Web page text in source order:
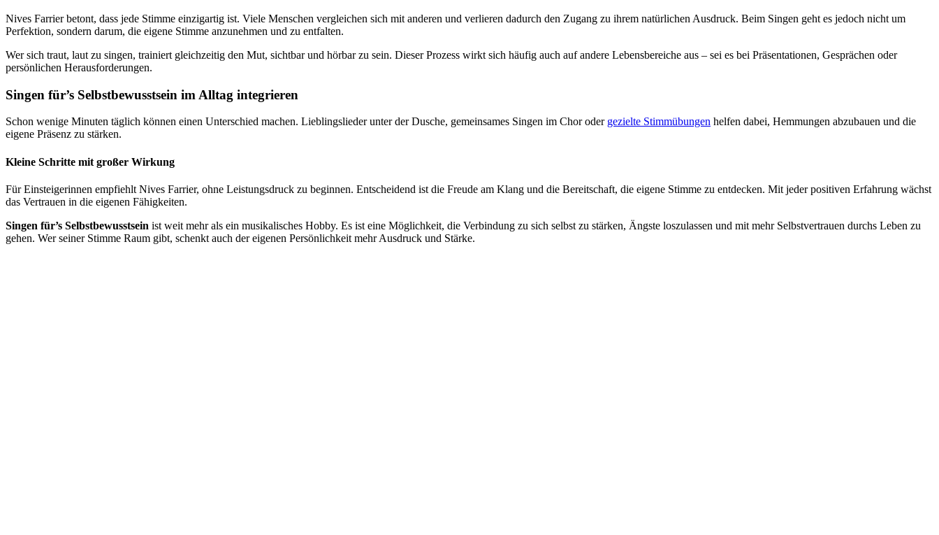
Nives Farrier betont, dass jede Stimme einzigartig ist. Viele Menschen vergleichen sich mit anderen und verlieren dadurch den Zugang zu ihrem natürlichen Ausdruck. Beim Singen geht es jedoch nicht um
Perfektion, sondern darum, die eigene Stimme anzunehmen und zu entfalten.
Wer sich traut, laut zu singen, trainiert gleichzeitig den Mut, sichtbar und hörbar zu sein. Dieser Prozess wirkt sich häufig auch auf andere Lebensbereiche aus – sei es bei Präsentationen, Gesprächen oder
persönlichen Herausforderungen.
Singen für’s Selbstbewusstsein im Alltag integrieren
Schon wenige Minuten täglich können einen Unterschied machen. Lieblingslieder unter der Dusche, gemeinsames Singen im Chor oder gezielte Stimmübungen helfen dabei, Hemmungen abzubauen und die
eigene Präsenz zu stärken.
Kleine Schritte mit großer Wirkung
Für Einsteigerinnen empfiehlt Nives Farrier, ohne Leistungsdruck zu beginnen. Entscheidend ist die Freude am Klang und die Bereitschaft, die eigene Stimme zu entdecken. Mit jeder positiven Erfahrung wächst
das Vertrauen in die eigenen Fähigkeiten.
Singen für’s Selbstbewusstsein ist weit mehr als ein musikalisches Hobby. Es ist eine Möglichkeit, die Verbindung zu sich selbst zu stärken, Ängste loszulassen und mit mehr Selbstvertrauen durchs Leben zu
gehen. Wer seiner Stimme Raum gibt, schenkt auch der eigenen Persönlichkeit mehr Ausdruck und Stärke.